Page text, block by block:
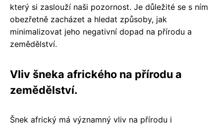
který si zaslouží naši pozornost. Je důležité se s ním
obezřetně zacházet a hledat způsoby, jak
minimalizovat jeho negativní dopad na přírodu a
zemědělství.
Vliv šneka afrického na přírodu a
zemědělství.
Šnek africký má významný vliv na přírodu i